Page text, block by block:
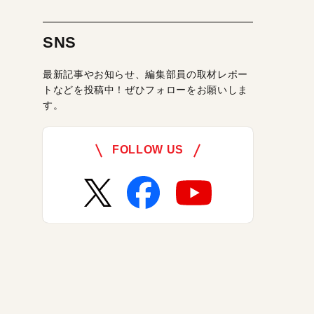
SNS
最新記事やお知らせ、編集部員の取材レポー
トなどを投稿中！ぜひフォローをお願いしま
す。
FOLLOW US